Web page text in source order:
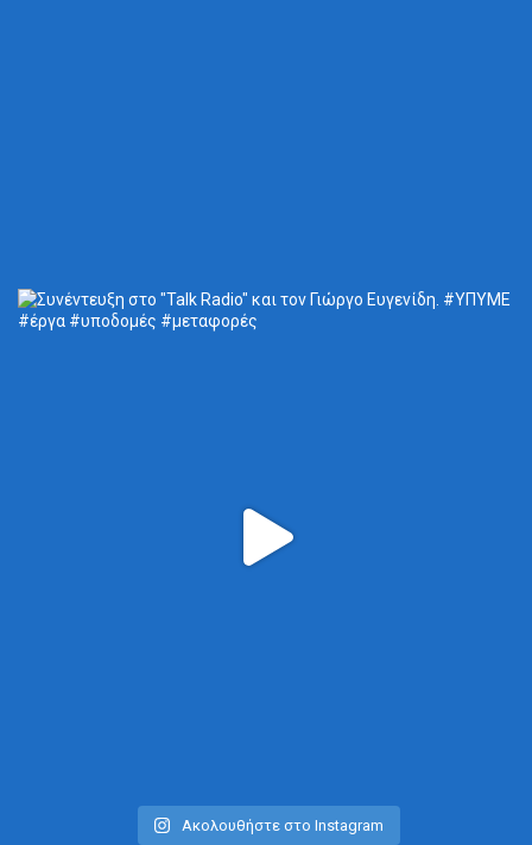
Ακολουθήστε στο Instagram